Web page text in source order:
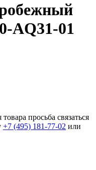
AQ31-01
просьба связаться
+7 (495) 181-77-02 или